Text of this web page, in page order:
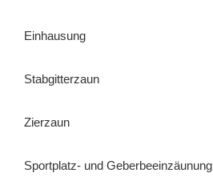
Einhausung
Stabgitterzaun
Zierzaun
Sportplatz- und Geberbeeinzäunung